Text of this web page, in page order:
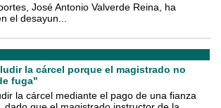
José Antonio Valverde Reina, ha
el desayun...
la cárcel porque el magistrado no
fuga"
la cárcel mediante el pago de una fianza